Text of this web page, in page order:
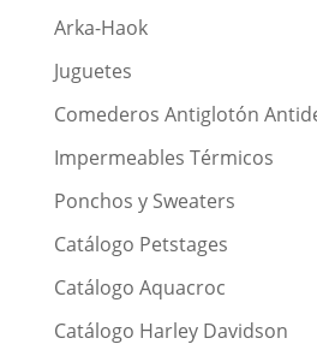
Arka-Haok
Juguetes
Comederos Antiglotón
Impermeables Térmicos
Ponchos y Sweaters
Catálogo Petstages
Catálogo Aquacroc
Catálogo Harley Davidson